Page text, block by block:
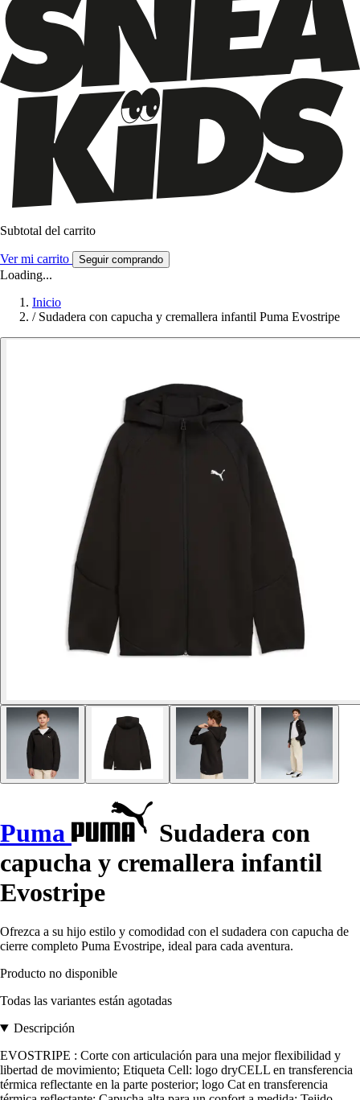
Subtotal del carrito
Ver mi carrito Seguir comprando
Loading...
Inicio
/ Sudadera con capucha y cremallera infantil Puma Evostripe
Puma
Sudadera con
capucha y cremallera infantil
Evostripe
Ofrezca a su hijo estilo y comodidad con el sudadera con capucha de
cierre completo Puma Evostripe, ideal para cada aventura.
Producto no disponible
Todas las variantes están agotadas
Descripción
EVOSTRIPE : Corte con articulación para una mejor flexibilidad y
libertad de movimiento; Etiqueta Cell: logo dryCELL en transferencia
térmica reflectante en la parte posterior; logo Cat en transferencia